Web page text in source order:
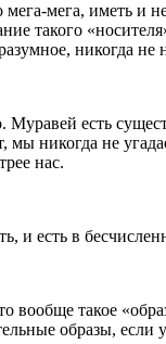
мега, иметь
такого
никогда
есть
никогда не
нас.
и есть в
такое
образы, если у